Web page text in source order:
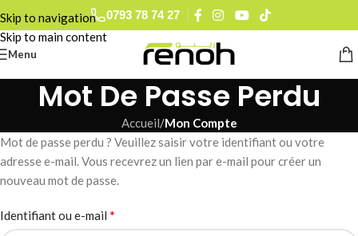
Skip to navigation
Skip to main content
0793 78 74 27
0560 90 52 15
Menu
Mot De Passe Perdu
Accueil/Mon Compte
Mot de passe perdu ? Veuillez saisir votre identifiant ou votre
adresse e-mail. Vous recevrez un lien par e-mail pour créer un
nouveau mot de passe.
Identifiant ou e-mail *